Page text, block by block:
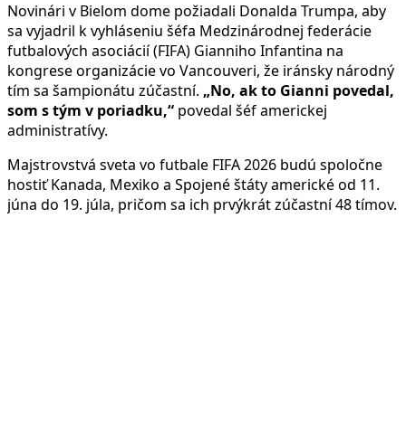
Novinári v Bielom dome požiadali Donalda Trumpa, aby
sa vyjadril k vyhláseniu šéfa Medzinárodnej federácie
futbalových asociácií (FIFA) Gianniho Infantina na
kongrese organizácie vo Vancouveri, že iránsky národný
tím sa šampionátu zúčastní. „No, ak to Gianni povedal,
som s tým v poriadku,“ povedal šéf americkej
administratívy.
Majstrovstvá sveta vo futbale FIFA 2026 budú spoločne
hostiť Kanada, Mexiko a Spojené štáty americké od 11.
júna do 19. júla, pričom sa ich prvýkrát zúčastní 48 tímov.